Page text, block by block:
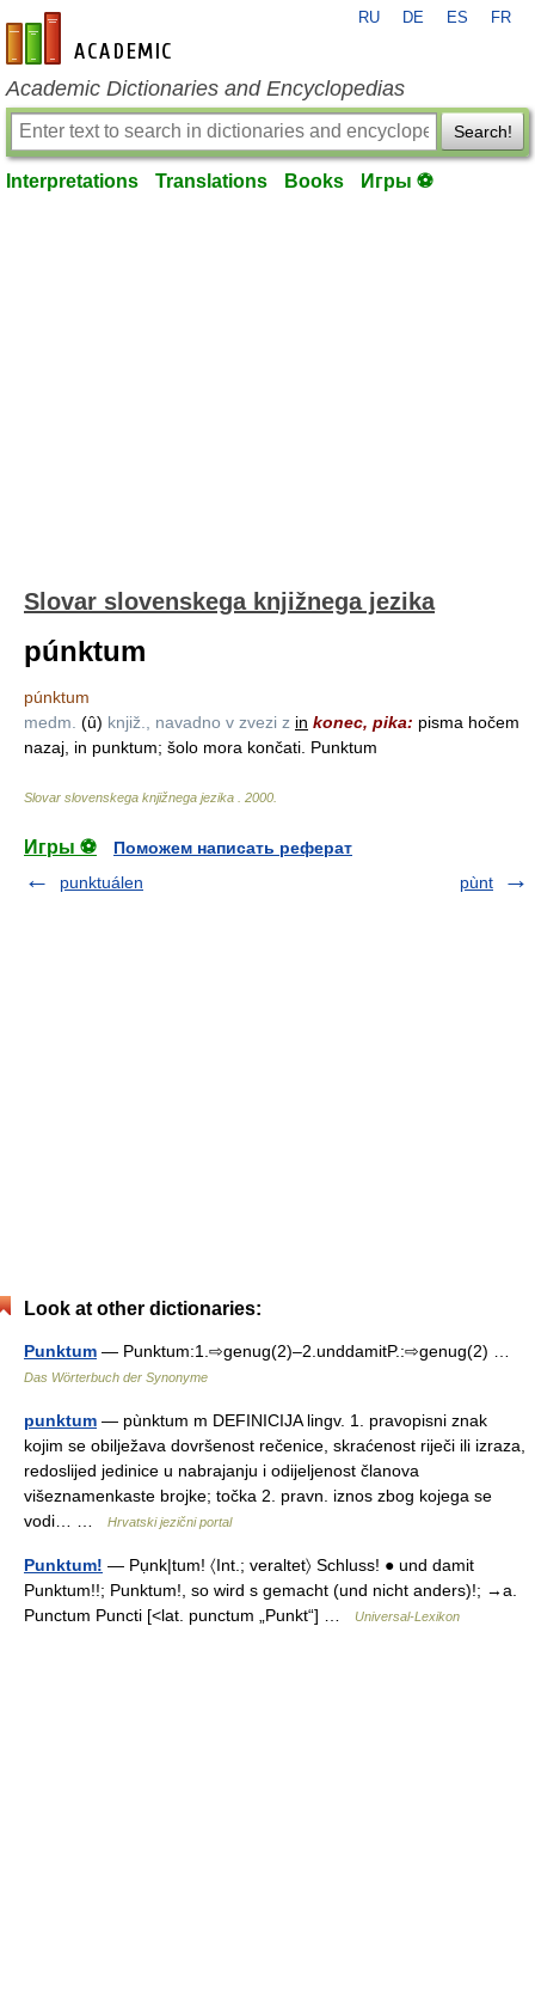
en-academic.com
RU DE ES FR
Academic Dictionaries and Encyclopedias
Search!
Interpretations Translations Books Игры ⚽
Slovar slovenskega knjižnega jezika
púnktum
púnktum
medm. (ȗ) knjiž., navadno v zvezi z in konec, pika: pisma hočem
nazaj, in punktum; šolo mora končati. Punktum
Slovar slovenskega knjižnega jezika 2000
Игры ⚽
Поможем написать реферат
punktuálen
pùnt
Look at other dictionaries:
Punktum — Punktum:1.⇨genug(2)–2.unddamitP.:⇨genug(2) …
Das Wörterbuch der Synonyme
punktum — pùnktum m DEFINICIJA lingv. 1. pravopisni znak
kojim se obilježava dovršenost rečenice, skraćenost riječi ili izraza,
redoslijed jedinice u nabrajanju i odijeljenost članova
višeznamenkaste brojke; točka 2. pravn. iznos zbog kojega se
vodi… …
Hrvatski jezični portal
Punktum! — Pụnk|tum! 〈Int.; veraltet〉 Schluss! ● und damit
Punktum!!; Punktum!, so wird s gemacht (und nicht anders)!; →a.
Punctum Puncti [<lat. punctum „Punkt“] …
Universal-Lexikon